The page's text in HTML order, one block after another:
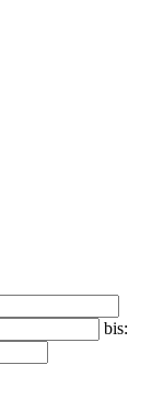
bis: